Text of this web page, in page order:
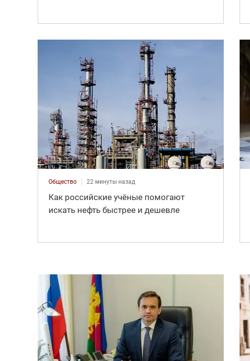
Общество 22 минуты назад
Как российские учёные помогают
искать нефть быстрее и дешевле